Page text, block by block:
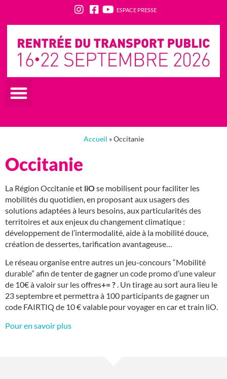
ESPACE PRESSE
Accueil »Occitanie
Occitanie
La Région Occitanie et liOse mobilisent pour faciliter les
mobilités du quotidien, en proposant aux usagers des
solutions adaptées à leurs besoins, aux particularités des
territoires et aux enjeux du changement climatique :
développement de l’intermodalité, aide à la mobilité douce,
création de dessertes, tarification avantageuse…
Le réseau organise entre autres un jeu-concours “Mobilité
durable” afin de tenter de gagner un code promo d’une valeur
de 10€ à valoir sur les offres+= ?. Un tirage au sort aura lieu le
23 septembre et permettra à 100 participants de gagner un
code FAIRTIQ de 10 € valable pour voyager en car et train liO.
Pour en savoir plus